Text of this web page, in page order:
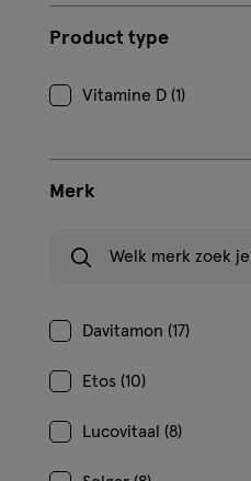
Product type
Vitamine D (1)
Merk
Davitamon (17)
Etos (10)
Lucovitaal (8)